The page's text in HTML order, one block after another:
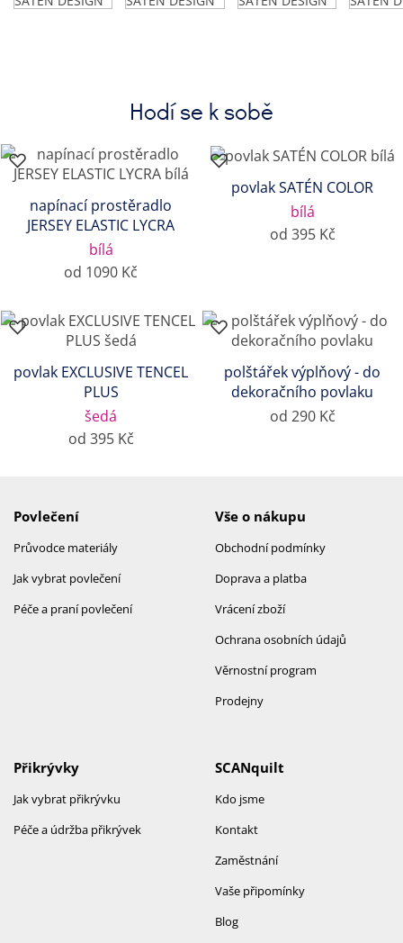
Hodí se k sobě
napínací prostěradlo
JERSEY ELASTIC LYCRA
bílá
od 1090 Kč
povlak SATÉN COLOR
bílá
od 395 Kč
povlak EXCLUSIVE TENCEL
PLUS
šedá
od 395 Kč
polštářek výplňový - do
dekoračního povlaku
od 290 Kč
Povlečení
Průvodce materiály
Jak vybrat povlečení
Péče a praní povlečení
Vše o nákupu
Obchodní podmínky
Doprava a platba
Vrácení zboží
Ochrana osobních údajů
Věrnostní program
Prodejny
SCANquilt
Kdo jsme
Kontakt
Zaměstnání
Vaše připomínky
Blog
Přikrývky
Jak vybrat přikrývku
Péče a údržba přikrývek